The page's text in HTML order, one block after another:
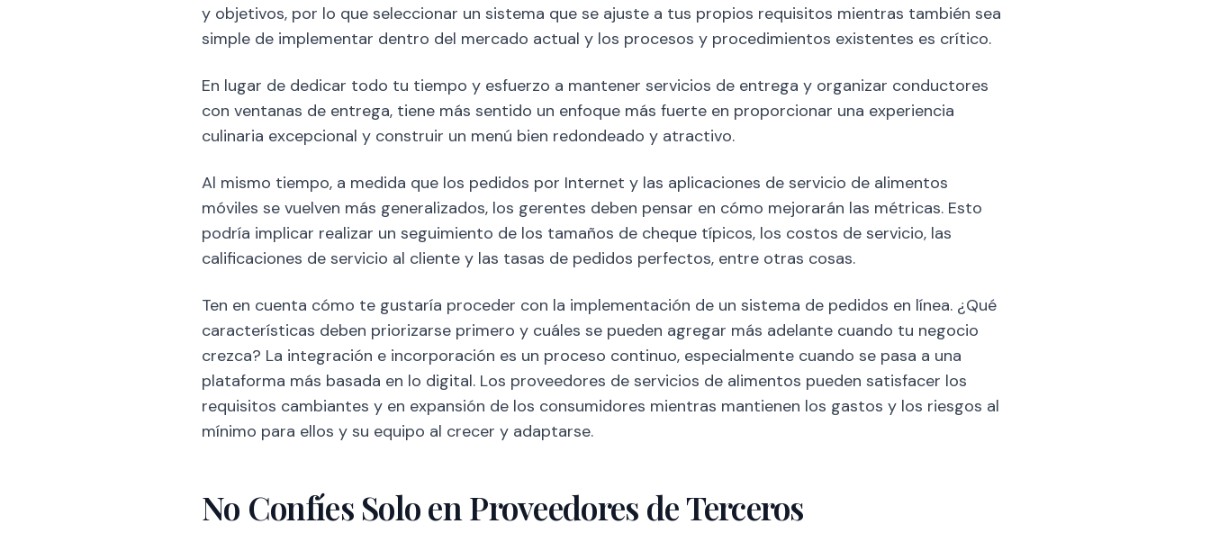
y objetivos, por lo que seleccionar un sistema que se ajuste a tus propios requisitos mientras también sea
simple de implementar dentro del mercado actual y los procesos y procedimientos existentes es crítico.
En lugar de dedicar todo tu tiempo y esfuerzo a mantener servicios de entrega y organizar conductores
con ventanas de entrega, tiene más sentido un enfoque más fuerte en proporcionar una experiencia
culinaria excepcional y construir un menú bien redondeado y atractivo.
Al mismo tiempo, a medida que los pedidos por Internet y las aplicaciones de servicio de alimentos
móviles se vuelven más generalizados, los gerentes deben pensar en cómo mejorarán las métricas. Esto
podría implicar realizar un seguimiento de los tamaños de cheque típicos, los costos de servicio, las
calificaciones de servicio al cliente y las tasas de pedidos perfectos, entre otras cosas.
Ten en cuenta cómo te gustaría proceder con la implementación de un sistema de pedidos en línea. ¿Qué
características deben priorizarse primero y cuáles se pueden agregar más adelante cuando tu negocio
crezca? La integración e incorporación es un proceso continuo, especialmente cuando se pasa a una
plataforma más basada en lo digital. Los proveedores de servicios de alimentos pueden satisfacer los
requisitos cambiantes y en expansión de los consumidores mientras mantienen los gastos y los riesgos al
mínimo para ellos y su equipo al crecer y adaptarse.
No Confíes Solo en Proveedores de Terceros